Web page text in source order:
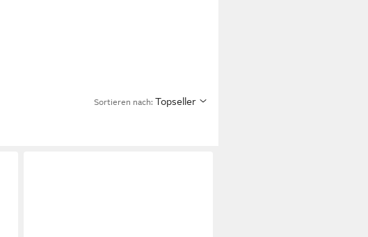
Sortieren nach: Topseller